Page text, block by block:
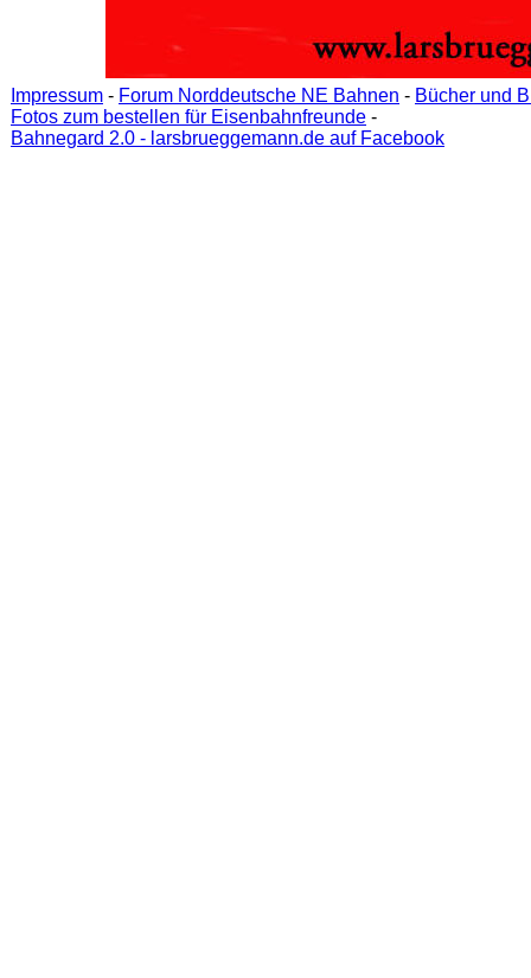
Impressum - Forum Norddeutsche NE Bahnen - Bücher und
Fotos zum bestellen für Eisenbahnfreunde -
Bahnegard 2.0 - larsbrueggemann.de auf Facebook